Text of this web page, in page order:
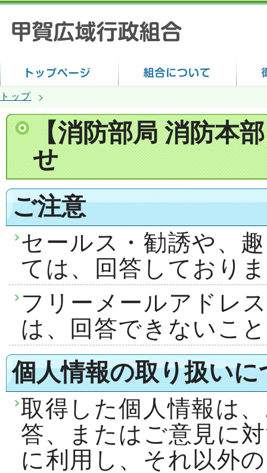
トップ
【消防部局 消防本
せ
ご注意
セールス・勧誘や、
ては、回答しており
フリーメールアドレ
は、回答できないこ
個人情報の取り扱いに
取得した個人情報は
答、またはご意見に
に利用し、それ以外